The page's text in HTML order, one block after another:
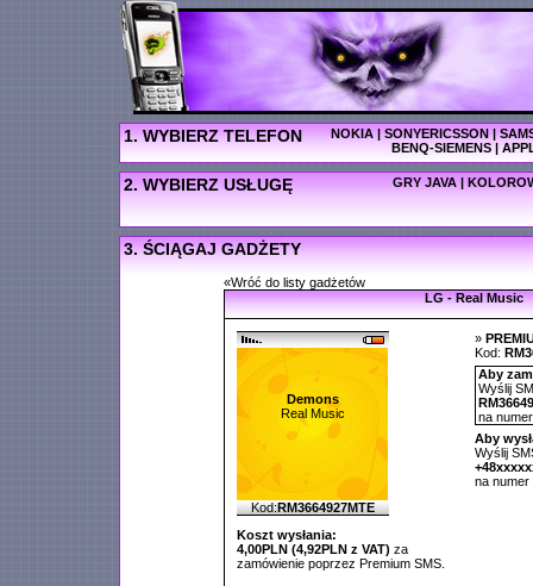
1. WYBIERZ TELEFON NOKIA|SONYERICSSON|
BENQ-SIEMENS|
2. WYBIERZ USŁUGĘ GRY JAVA |
3. ŚCIĄGAJ GADŻETY
«Wróć do listy gadżetów
LG - Real Music
Demons
Real Music
Kod:RM3664927MTE
Koszt wysłania:
4,00PLN (4,92PLN z VAT) za
zamówienie poprzez Premium SMS.
»
Kod:
Aby
Wyślij
na
Aby
Wyślij
na numer